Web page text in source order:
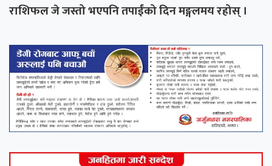
राशिफल जे जस्तो भएपनि तपाईंको दिन मङ्गलमय रहोस् ।